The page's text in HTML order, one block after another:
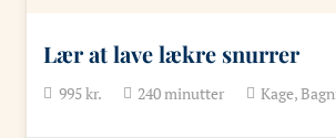
Lær at lave lækre snurrer
995kr. 240minutter Kage,